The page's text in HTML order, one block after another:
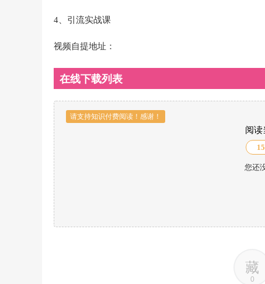
4、引流实战课
视频自提地址：
在线下载列表
请支持知识付费阅读！感谢！
阅读
您还
藏
0